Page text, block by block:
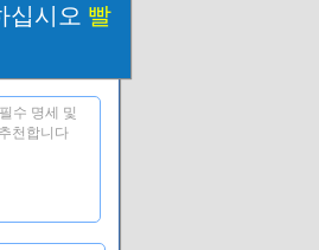
십시오 빨